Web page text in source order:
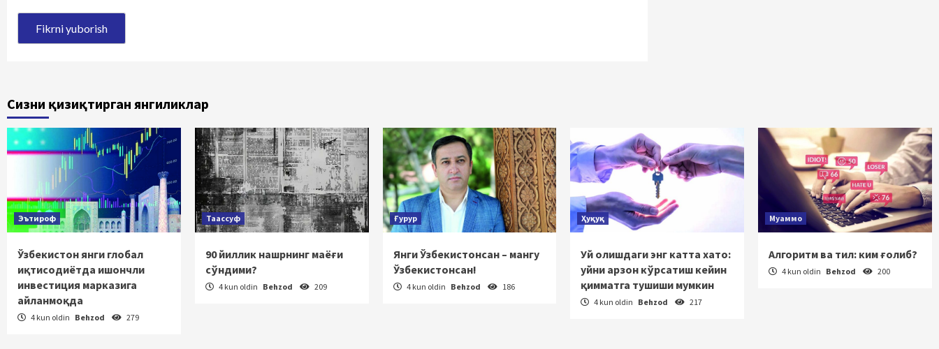
Сизни қизиқтирган янгиликлар
Эътироф
Ўзбекистон янги глобал
иқтисодиётда ишончли
инвестиция марказига
айланмоқда
4 kun oldin Behzod 279
Таассуф
90 йиллик нашрнинг маёғи
сўндими?
4 kun oldin Behzod 209
Ғурур
Янги Ўзбекистонсан – мангу
Ўзбекистонсан!
4 kun oldin Behzod 186
Ҳуқуқ
Уй олишдаги энг катта хато:
уйни арзон кўрсатиш кейин
қимматга тушиши мумкин
4 kun oldin Behzod 217
Муаммо
Алгоритм ва тил: ким ғолиб?
4 kun oldin Behzod 200